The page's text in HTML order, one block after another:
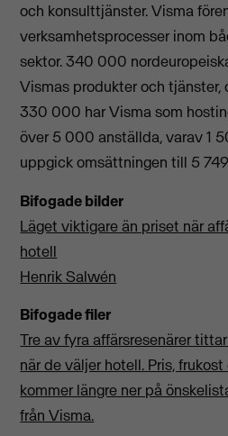
och konsulttjänster. Visma
verksamhetsprocesser inom
sektor. 340 000
Vismas produkter och tjänster,
330 000 har Visma som
över 5 000 anställda, varav 1
uppgick omsättningen till 5
Bifogade bilder
Läget viktigare än priset när
hotell
Henrik Salwén
Bifogade filer
Tre av fyra affärsresenärer
när de väljer hotell. Pris,
kommer längre ner på
från Visma.